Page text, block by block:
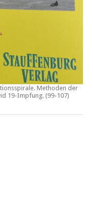
Methoden der
19-Impfung. (99-107)